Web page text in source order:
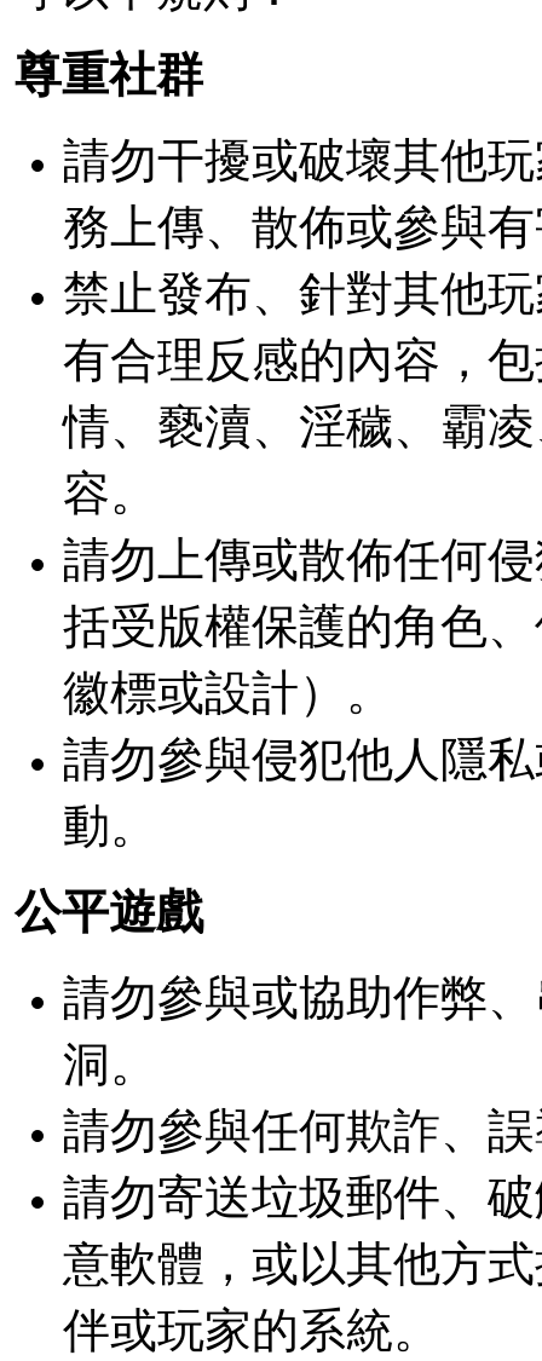
尊重社群
請勿干擾或破壞其他玩
務上傳、散佈或參與
禁止發布、針對其他
有合理反感的內容，
情、褻瀆、淫穢、霸
容。
請勿上傳或散佈任何
括受版權保護的角色
徽標或設計）。
請勿參與侵犯他人隱
動。
公平遊戲
請勿參與或協助作弊
洞。
請勿參與任何欺詐、
請勿寄送垃圾郵件、
意軟體，或以其他方
伴或玩家的系統。